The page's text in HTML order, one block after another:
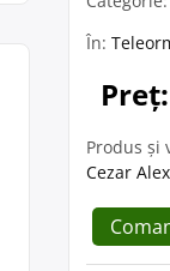
În:
Produs și
Cezar